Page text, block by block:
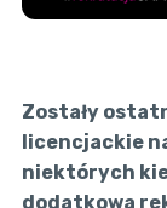
Zostały
licencjackie
niektórych
dodatkowa